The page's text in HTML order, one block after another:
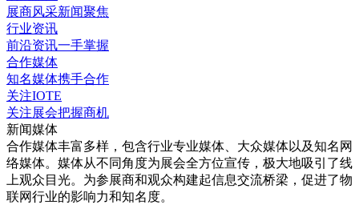
展商风采新闻聚焦
行业资讯
前沿资讯一手掌握
合作媒体
知名媒体携手合作
关注IOTE
关注展会把握商机
新闻媒体
合作媒体丰富多样，包含行业专业媒体、大众媒体以及知名网
络媒体。媒体从不同角度为展会全方位宣传，极大地吸引了线
上观众目光。为参展商和观众构建起信息交流桥梁，促进了物
联网行业的影响力和知名度。